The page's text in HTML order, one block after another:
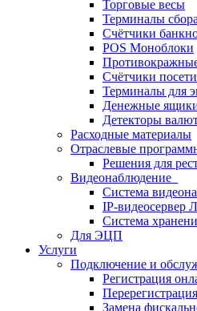
Торговые весы
Терминалы
Счётчики
POS Моноблоки
Счётчики
Терминалы для
Денежные
Детекторы
Расходные материалы
Отраслевые
Решения для
Видеонаблюдение
Система
IP-видеосервер
Система
Для ЭЦП
Услуги
Подключение и
Регистрация
Замена